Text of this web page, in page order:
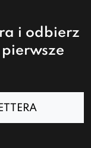
i odbierz